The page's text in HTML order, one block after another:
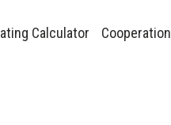
Calculator Cooperation